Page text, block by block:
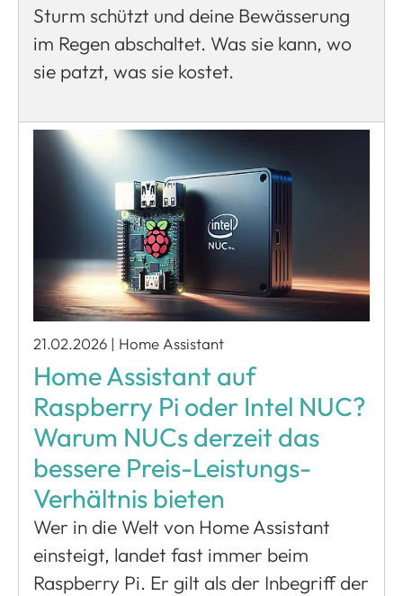
Sturm schützt und deine Bewässerung
im Regen abschaltet. Was sie kann, wo
sie patzt, was sie kostet.
21.02.2026 | Home Assistant
Home Assistant auf
Raspberry Pi oder Intel NUC?
Warum NUCs derzeit das
bessere Preis-Leistungs-
Verhältnis bieten
Wer in die Welt von Home Assistant
einsteigt, landet fast immer beim
Raspberry Pi. Er gilt als der Inbegriff der